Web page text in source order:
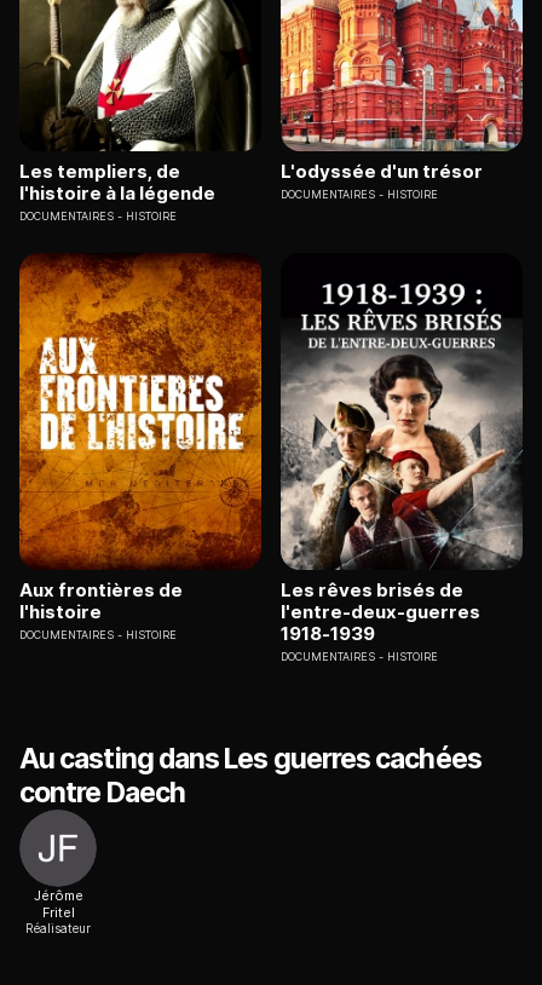
Les templiers, de
l'histoire à la légende
DOCUMENTAIRES HISTOIRE
L'odyssée d'un trésor
DOCUMENTAIRES HISTOIRE
Aux frontières de
l'histoire
DOCUMENTAIRES HISTOIRE
Les rêves brisés de
l'entre-deux-guerres
1918-1939
DOCUMENTAIRES HISTOIRE
Au casting dans Les guerres cachées
contre Daech
Jérôme
Fritel
Réalisateur